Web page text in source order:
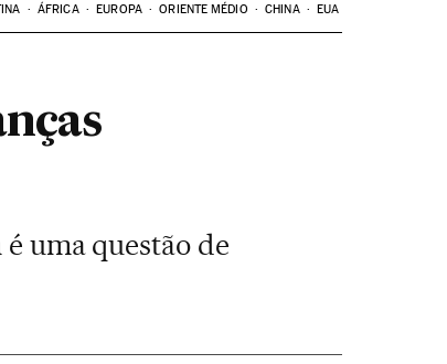
ÁFRICA EUROPA ORIENTE MÉDIO CHINA EUA
uma questão de